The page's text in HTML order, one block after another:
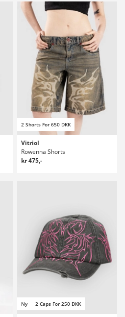
2 Shorts For 650 DKK
Vitriol
Rowenna Shorts
kr 475,-
Ny 2 Caps For 250 DKK